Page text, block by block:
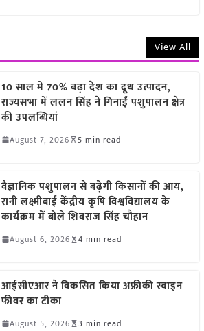
View All
10 साल में 70% बढ़ा देश का दूध उत्पादन,
राज्यसभा में ललन सिंह ने गिनाईं पशुपालन क्षेत्र
की उपलब्धियां
August 7, 2026 5 min read
वैज्ञानिक पशुपालन से बढ़ेगी किसानों की आय,
रानी लक्ष्मीबाई केंद्रीय कृषि विश्वविद्यालय के
कार्यक्रम में बोले शिवराज सिंह चौहान
August 6, 2026 4 min read
आईसीएआर ने विकसित किया अफ्रीकी स्वाइन
फीवर का टीका
August 5, 2026 3 min read